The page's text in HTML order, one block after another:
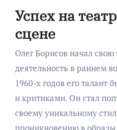
Успех на
сцене
Олег Борисов начал
деятельность в раннем
1960-х годов его талант
и критиками. Он стал
своему уникальному